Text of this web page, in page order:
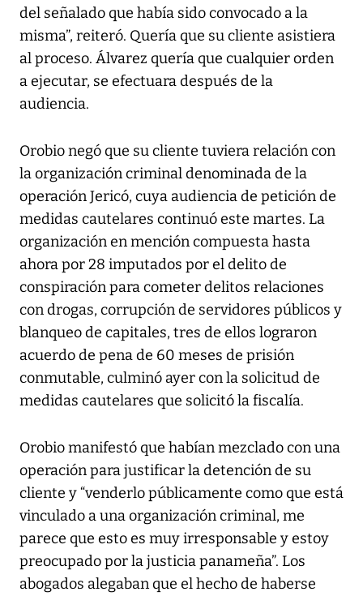
del señalado que había sido convocado a la
misma”, reiteró. Quería que su cliente asistiera
al proceso. Álvarez quería que cualquier orden
a ejecutar, se efectuara después de la
audiencia.
Orobio negó que su cliente tuviera relación con
la organización criminal denominada de la
operación Jericó, cuya audiencia de petición de
medidas cautelares continuó este martes. La
organización en mención compuesta hasta
ahora por 28 imputados por el delito de
conspiración para cometer delitos relaciones
con drogas, corrupción de servidores públicos y
blanqueo de capitales, tres de ellos lograron
acuerdo de pena de 60 meses de prisión
conmutable, culminó ayer con la solicitud de
medidas cautelares que solicitó la fiscalía.
Orobio manifestó que habían mezclado con una
operación para justificar la detención de su
cliente y “venderlo públicamente como que está
vinculado a una organización criminal, me
parece que esto es muy irresponsable y estoy
preocupado por la justicia panameña”. Los
abogados alegaban que el hecho de haberse